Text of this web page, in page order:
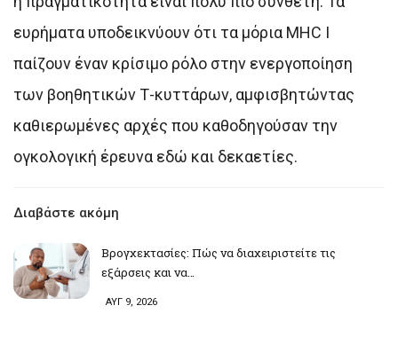
ευρήματα υποδεικνύουν ότι τα μόρια MHC I
παίζουν έναν κρίσιμο ρόλο στην ενεργοποίηση
των βοηθητικών Τ-κυττάρων, αμφισβητώντας
καθιερωμένες αρχές που καθοδηγούσαν την
ογκολογική έρευνα εδώ και δεκαετίες.
Διαβάστε ακόμη
Βρογχεκτασίες: Πώς να διαχειριστείτε τις
εξάρσεις και να…
ΑΥΓ 9, 2026